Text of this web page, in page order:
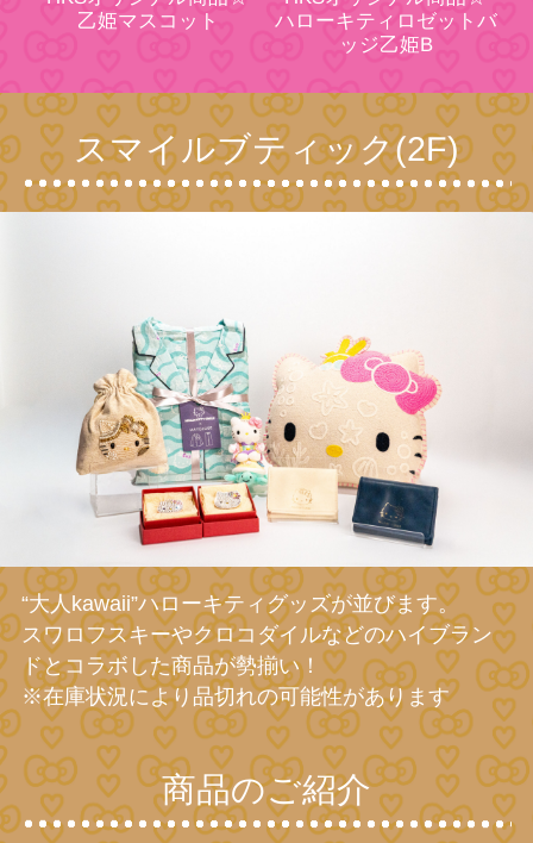
乙姫マスコット ハローキティロゼットバ
ッジ乙姫B
スマイルブティック(2F)
“大人kawaii”ハローキティグッズが並びます。
スワロフスキーやクロコダイルなどのハイブラン
ドとコラボした商品が勢揃い！
※在庫状況により品切れの可能性があります
商品のご紹介